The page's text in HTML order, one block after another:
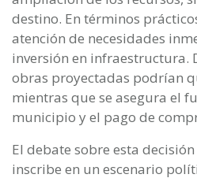
destino. En términos
atención de necesidades
inversión en infraestructura.
obras proyectadas podrían
mientras que se asegura el
municipio y el pago de
El debate sobre esta
inscribe en un escenario